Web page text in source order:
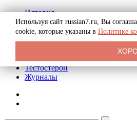
История
Биография
Криминал
Реклама на сайте
Тестостерон
Журналы
Используя сайт russian7.ru, Вы
cookie, которые указаны в Политике